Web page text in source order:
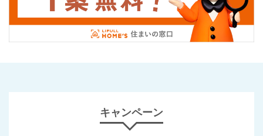
キャンペーン